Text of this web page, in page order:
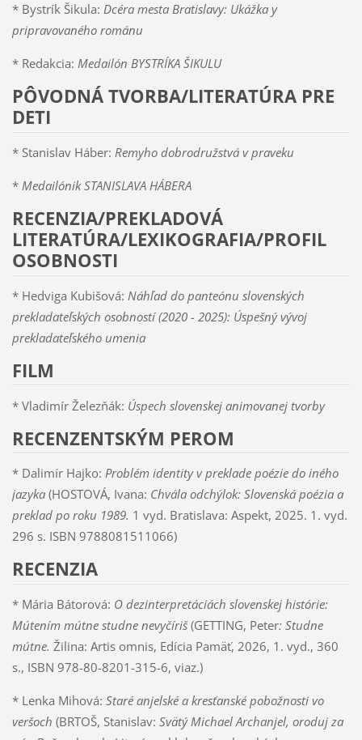
* Bystrík Šikula: Dcéra mesta Bratislavy: Ukážka y
pripravovaného románu
* Redakcia: Medailón BYSTRÍKA ŠIKULU
PÔVODNÁ TVORBA/LITERATÚRA PRE
DETI
* Stanislav Háber: Remyho dobrodružstvá v praveku
* Medailónik STANISLAVA HÁBERA
RECENZIA/PREKLADOVÁ
LITERATÚRA/LEXIKOGRAFIA/PROFIL
OSOBNOSTI
* Hedviga Kubišová: Náhľad do panteónu slovenských
prekladateľských osobností (2020 - 2025): Úspešný vývoj
prekladateľského umenia
FILM
* Vladimír Železňák: Úspech slovenskej animovanej tvorby
RECENZENTSKÝM PEROM
* Dalimír Hajko: Problém identity v preklade poézie do iného
jazyka (HOSTOVÁ, Ivana: Chvála odchýlok: Slovenská poézia a
preklad po roku 1989. 1 vyd. Bratislava: Aspekt, 2025. 1. vyd.
296 s. ISBN 9788081511066)
RECENZIA
* Mária Bátorová: O dezinterpretáciách slovenskej histórie:
Mútením mútne studne nevyčíriš(GETTING, Peter: Studne
mútne. Žilina: Artis omnis, Edícia Pamäť, 2026, 1. vyd., 360
s., ISBN 978-80-8201-315-6, viaz.)
* Lenka Mihová: Staré anjelské a kresťanské pobožnosti vo
veršoch (BRTOŠ, Stanislav: Svätý Michael Archanjel, oroduj za